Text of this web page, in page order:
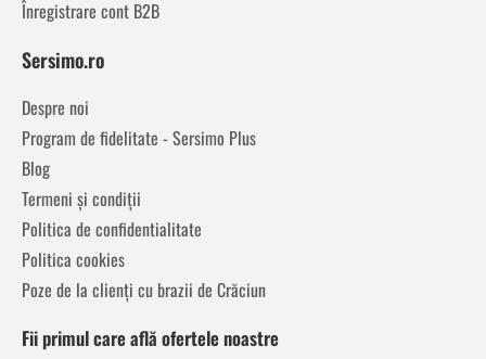
Înregistrare cont B2B
Sersimo.ro
Despre noi
Program de fidelitate - Sersimo Plus
Blog
Termeni și condiții
Politica de confidentialitate
Politica cookies
Poze de la clienți cu brazii de Crăciun
Fii primul care află ofertele noastre